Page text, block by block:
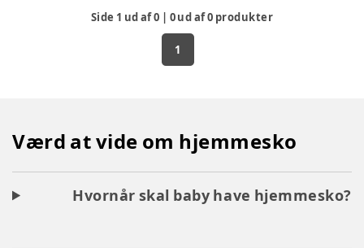
Side 1 ud af0 | 0ud af0 produkter
1
Værd at vide om hjemmesko
Hvornår skal baby have hjemmesko?